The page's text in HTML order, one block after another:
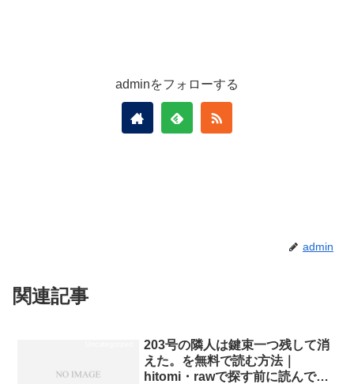
adminをフォローする
admin
関連記事
203号の隣人は鍵束一つ残して消
えた。を無料で読む方法｜
hitomi・rawで探す前に読んでほ